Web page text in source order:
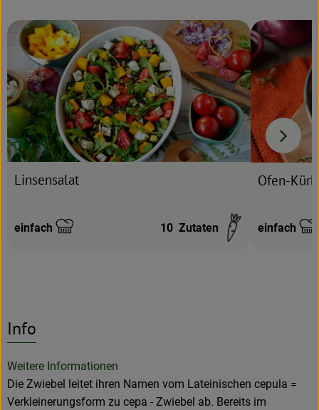
Linsensalat
Schwierigkeit:
einfach 10 Zutaten
Rezept zu
Ofen-
einfach
Info
Weitere Informationen
Die Zwiebel leitet ihren Namen vom Lateinischen cepula =
Verkleinerungsform zu cepa - Zwiebel ab. Bereits im